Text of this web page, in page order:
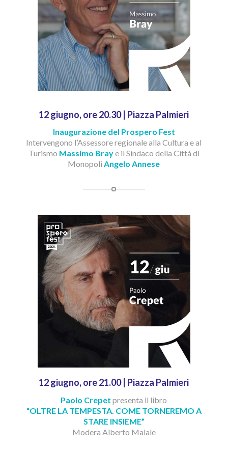
12 giugno, ore 20.30 | Piazza Palmieri
Inaugurazione del Prospero Fest
Intervengono l’Assessore regionale alla Cultura e al
Turismo Massimo Braye il Sindaco della Città di
MonopoliAngelo Annese
12 giugno, ore 21.00 | Piazza Palmieri
Paolo Crepet presenta il libro
“OLTRE LA TEMPESTA. COME TORNEREMO A
STARE INSIEME”
Modera Alberto Maiale